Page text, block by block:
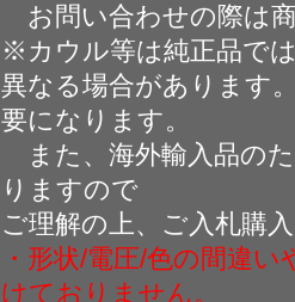
お問い合わせの際は
※カウル等は純正品で
異なる場合があります
要になります。
また、海外輸入品の
りますので
ご理解の上、ご入札購
・形状/電圧/色の間違
けておりません。